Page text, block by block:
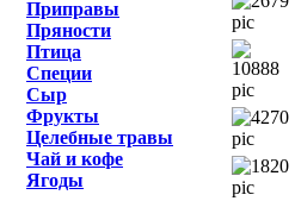
Приправы
Пряности
Птица
Специи
Сыр
Фрукты
Целебные травы
Чай и кофе
Ягоды